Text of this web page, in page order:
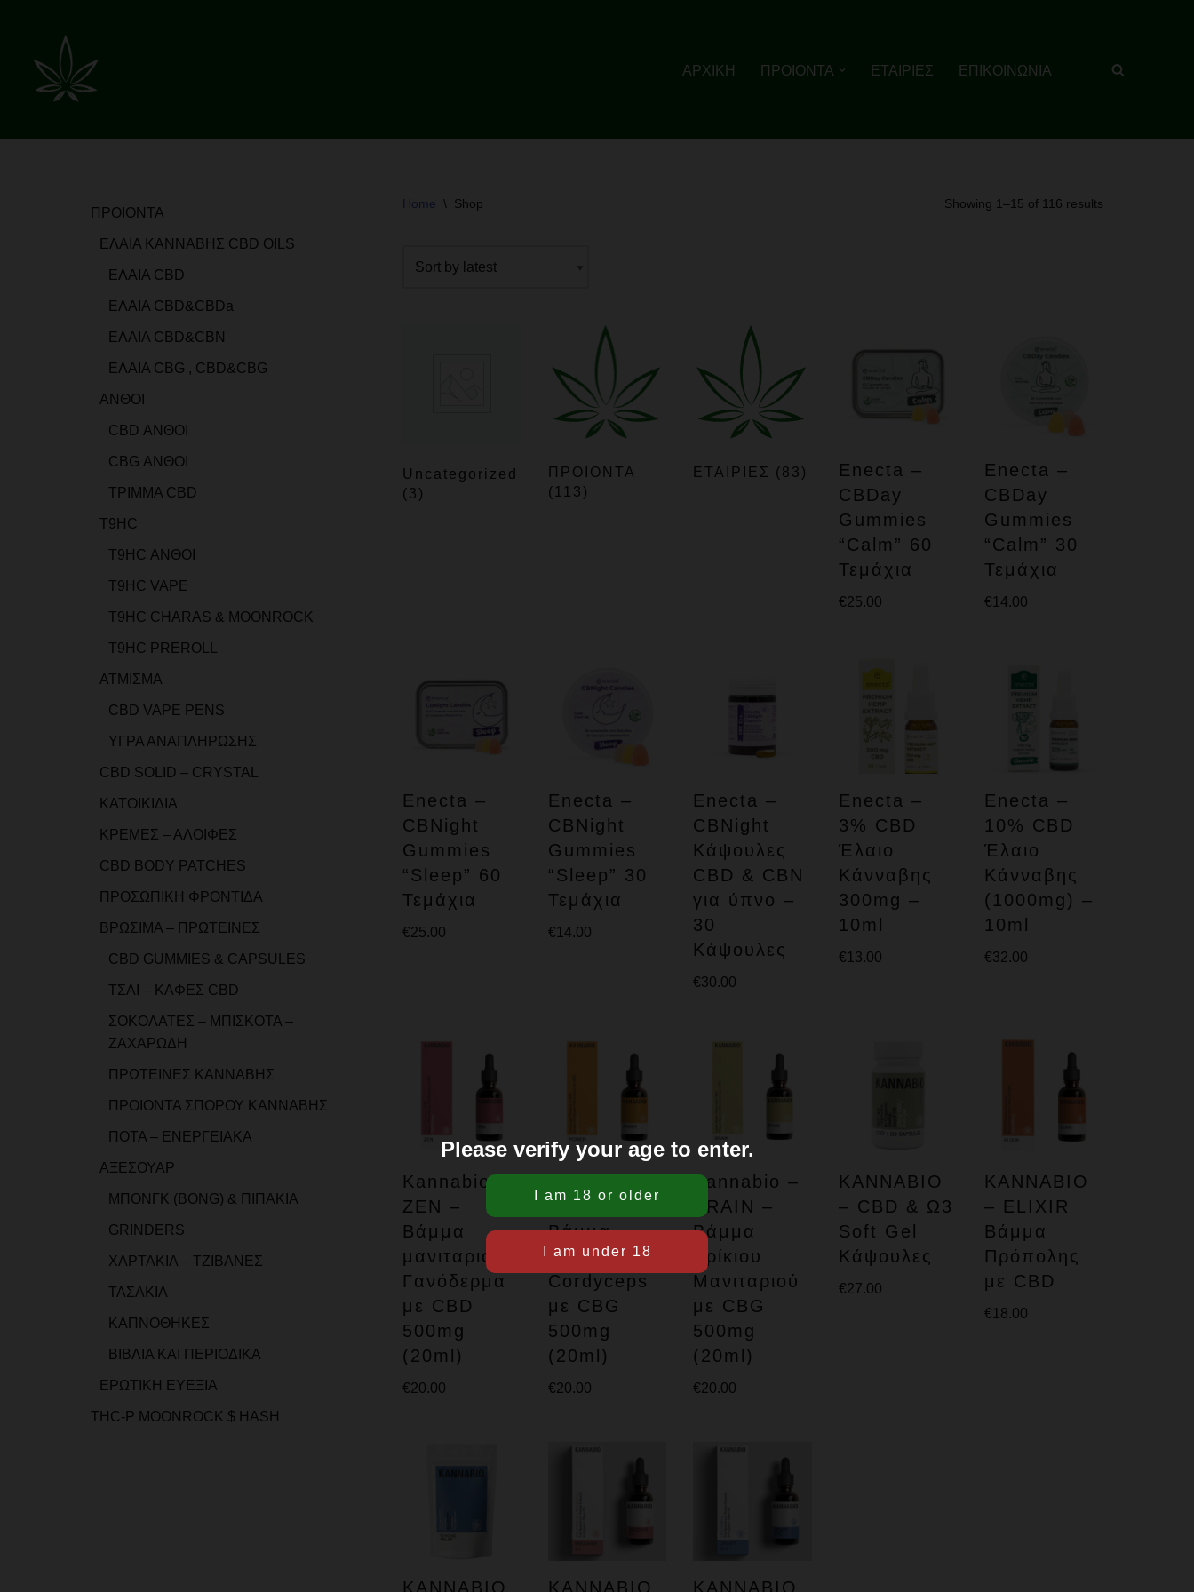
content
ΑΡΧΙΚΗ ΠΡΟΙΟΝΤΑ ΕΤΑΙΡΙΕΣ ΕΠΙΚΟΙΝΩΝΙΑ
ΠΡΟΙΟΝΤΑ
ΕΛΑΙΑ ΚΑΝΝΑΒΗΣ CBD OILS
ΕΛΑΙΑ CBD
ΕΛΑΙΑ CBD&CBDa
ΕΛΑΙΑ CBD&CBN
ΕΛΑΙΑ CBG , CBD&CBG
ΑΝΘΟΙ
CBD ΑΝΘΟΙ
CBG ΑΝΘΟΙ
ΤΡΙΜΜΑ CBD
T9HC
T9HC ΑΝΘΟΙ
T9HC VAPE
T9HC CHARAS & MOONROCK
T9HC PREROLL
ΑΤΜΙΣΜΑ
CBD VAPE PENS
ΥΓΡΑ ΑΝΑΠΛΗΡΩΣΗΣ
CBD SOLID – CRYSTAL
ΚΑΤΟΙΚΙΔΙΑ
ΚΡΕΜΕΣ – ΑΛΟΙΦΕΣ
CBD BODY PATCHES
ΠΡΟΣΩΠΙΚΗ ΦΡΟΝΤΙΔΑ
ΒΡΩΣΙΜΑ – ΠΡΩΤΕΙΝΕΣ
CBD GUMMIES & CAPSULES
ΤΣΑΙ – ΚΑΦΕΣ CBD
ΣΟΚΟΛΑΤΕΣ – ΜΠΙΣΚΟΤΑ –
ΖΑΧΑΡΩΔΗ
ΠΡΩΤΕΙΝΕΣ ΚΑΝΝΑΒΗΣ
ΠΡΟΙΟΝΤΑ ΣΠΟΡΟΥ ΚΑΝΝΑΒΗΣ
ΠΟΤΑ – ΕΝΕΡΓΕΙΑΚΑ
ΑΞΕΣΟΥΑΡ
ΜΠΟΝΓΚ (BONG) & ΠΙΠΑΚΙΑ
GRINDERS
ΧΑΡΤΑΚΙΑ – ΤΖΙΒΑΝΕΣ
ΤΑΣΑΚΙΑ
ΚΑΠΝΟΘΗΚΕΣ
ΒΙΒΛΙΑ ΚΑΙ ΠΕΡΙΟΔΙΚΑ
ΕΡΩΤΙΚΗ ΕΥΕΞΙΑ
THC-P MOONROCK $ HASH
Home \ Shop Showing 1–15 of 116 results
Uncategorized
(3)
ΠΡΟΙΟΝΤΑ
(113)
ΕΤΑΙΡΙΕΣ (83)
Enecta –
CBDay
Gummies
“Calm” 60
Τεμάχια
€25.00
Enecta –
CBDay
Gummies
“Calm” 30
Τεμάχια
€14.00
Enecta –
CBNight
Gummies
“Sleep” 60
Τεμάχια
€25.00
Enecta –
CBNight
Gummies
“Sleep” 30
Τεμάχια
€14.00
Enecta –
CBNight
Κάψουλες
CBD & CBN
για ύπνο –
30
Κάψουλες
€30.00
Enecta –
3% CBD
Έλαιο
Κάνναβης
300mg –
10ml
€13.00
Enecta –
10% CBD
Έλαιο
Κάνναβης
(1000mg) –
10ml
€32.00
Kannabio –
ZEN –
Βάμμα
μανιταριού
Γανόδερμα
με CBD
500mg
(20ml)
€20.00
POWER –
Βάμμα
Μανιταριού
Cordyceps
με CBG
500mg
(20ml)
€20.00
Kannabio –
BRAIN –
Βάμμα
Ερίκιου
Μανιταριού
με CBG
500mg
(20ml)
€20.00
KANNABIO
– CBD & Ω3
Soft Gel
Κάψουλες
€27.00
KANNABIO
– ELIXIR
Βάμμα
Πρόπολης
με CBD
€18.00
KANNABIO
KANNABIO
KANNABIO
Please verify your age to enter.